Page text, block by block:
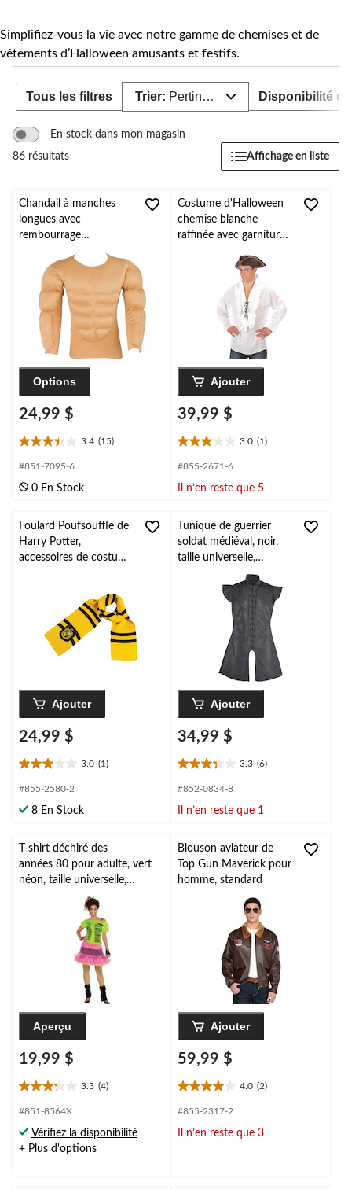
Simplifiez-vous la vie avec notre gamme de chemises et de
vêtements d’Halloween amusants et festifs.
Tous les filtres Trier: Pertinence Disponibilité
En stock dans mon magasin
86 résultats
Affichage en liste
Chandail à manches
longues avec
rembourrage
musculaire pour adulte,
beige, taille universelle,
accessoire de costume
portable pour
l'Halloween
Options
24,99 $
3.4 (15)
3.4
étoile(s)
5.
évaluations
#851-7095-6
0 En Stock
Costume d'Halloween
chemise blanche
raffinée avec garnitures
Ajouter
39,99 $
3.0 (1)
3.0
étoile(s)
5.
évaluation
#855-2671-6
Il n’en reste que 5
Foulard Poufsouffle de
Harry Potter,
accessoires de costume
Ajouter
24,99 $
3.0 (1)
3.0
étoile(s)
5.
évaluation
#855-2580-2
8 En Stock
Tunique de guerrier
soldat médiéval, noir,
taille universelle,
accessoire de costume
à porter pour
l'Halloween
Ajouter
34,99 $
3.3 (6)
3.3
étoile(s)
5.
évaluations
#852-0834-8
Il n’en reste que 1
T-shirt déchiré des
années 80 pour adulte, vert
néon, taille universelle,
accessoire de costume
portable pour l'Halloween
Aperçu
19,99 $
3.3 (4)
3.3
étoile(s)
5.
4
#851-8564X
Vérifiez la disponibilité
+ Plus d'options
Blouson aviateur de
Top Gun Maverick pour
homme, standard
Ajouter
59,99 $
4.0 (2)
4.0
étoile(s)
5.
#855-2317-2
Il n’en reste que 3